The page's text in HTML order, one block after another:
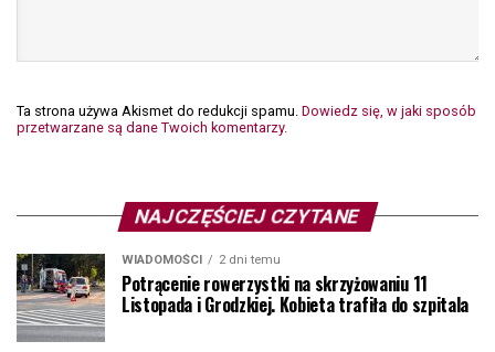
Ta strona używa Akismet do redukcji spamu. Dowiedz się, w jaki sposób
przetwarzane są dane Twoich komentarzy.
NAJCZĘŚCIEJ CZYTANE
WIADOMOŚCI 2 dni temu
Potrącenie rowerzystki na skrzyżowaniu 11
Listopada i Grodzkiej. Kobieta trafiła do szpitala